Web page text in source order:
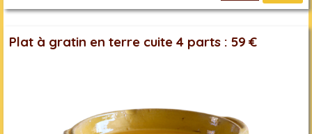
Plat à gratin en terre cuite 4 parts : 59 €